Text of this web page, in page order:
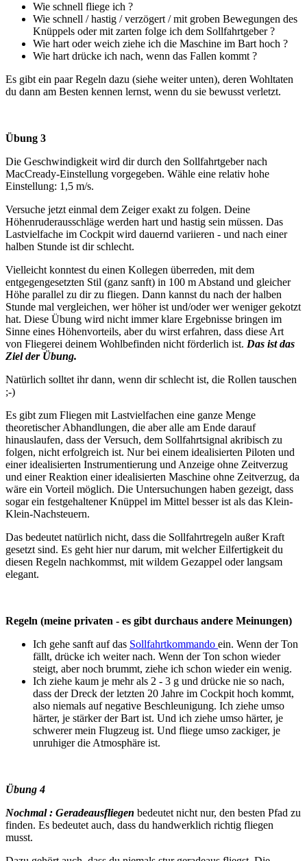
Wie schnell fliege ich ?
Wie schnell / hastig / verzögert / mit groben Bewegungen des
Knüppels oder mit zarten folge ich dem Sollfahrtgeber ?
Wie hart oder weich ziehe ich die Maschine im Bart hoch ?
Wie hart drücke ich nach, wenn das Fallen kommt ?
Es gibt ein paar Regeln dazu (siehe weiter unten), deren Wohltaten
du dann am Besten kennen lernst, wenn du sie bewusst verletzt.
Übung 3
Die Geschwindigkeit wird dir durch den Sollfahrtgeber nach
MacCready-Einstellung vorgegeben. Wähle eine relativ hohe
Einstellung: 1,5 m/s.
Versuche jetzt einmal dem Zeiger exakt zu folgen. Deine
Höhenruderausschläge werden hart und hastig sein müssen. Das
Lastvielfache im Cockpit wird dauernd variieren - und nach einer
halben Stunde ist dir schlecht.
Vielleicht konntest du einen Kollegen überreden, mit dem
entgegengesetzten Stil (ganz sanft) in 100 m Abstand und gleicher
Höhe parallel zu dir zu fliegen. Dann kannst du nach der halben
Stunde mal vergleichen, wer höher ist und/oder wer weniger gekotzt
hat. Diese Übung wird nicht immer klare Ergebnisse bringen im
Sinne eines Höhenvorteils, aber du wirst erfahren, dass diese Art
von Fliegerei deinem Wohlbefinden nicht förderlich ist. Das ist das
Ziel der Übung.
Natürlich solltet ihr dann, wenn dir schlecht ist, die Rollen tauschen
;-)
Es gibt zum Fliegen mit Lastvielfachen eine ganze Menge
theoretischer Abhandlungen, die aber alle am Ende darauf
hinauslaufen, dass der Versuch, dem Sollfahrtsignal akribisch zu
folgen, nicht erfolgreich ist. Nur bei einem idealisierten Piloten und
einer idealisierten Instrumentierung und Anzeige ohne Zeitverzug
und einer Reaktion einer idealisierten Maschine ohne Zeitverzug, da
wäre ein Vorteil möglich. Die Untersuchungen haben gezeigt, dass
sogar ein festgehaltener Knüppel im Mittel besser ist als das Klein-
Klein-Nachsteuern.
Das bedeutet natürlich nicht, dass die Sollfahrtregeln außer Kraft
gesetzt sind. Es geht hier nur darum, mit welcher Eilfertigkeit du
diesen Regeln nachkommst, mit wildem Gezappel oder langsam
elegant.
Regeln (meine privaten - es gibt durchaus andere Meinungen)
Ich gehe sanft auf das Sollfahrtkommando ein. Wenn der Ton
fällt, drücke ich weiter nach. Wenn der Ton schon wieder
steigt, aber noch brummt, ziehe ich schon wieder ein wenig.
Ich ziehe kaum je mehr als 2 - 3 g und drücke nie so nach,
dass der Dreck der letzten 20 Jahre im Cockpit hoch kommt,
also niemals auf negative Beschleunigung. Ich ziehe umso
härter, je stärker der Bart ist. Und ich ziehe umso härter, je
schwerer mein Flugzeug ist. Und fliege umso zackiger, je
unruhiger die Atmosphäre ist.
Übung 4
Nochmal : Geradeausfliegen bedeutet nicht nur, den besten Pfad zu
finden. Es bedeutet auch, dass du handwerklich richtig fliegen
musst.